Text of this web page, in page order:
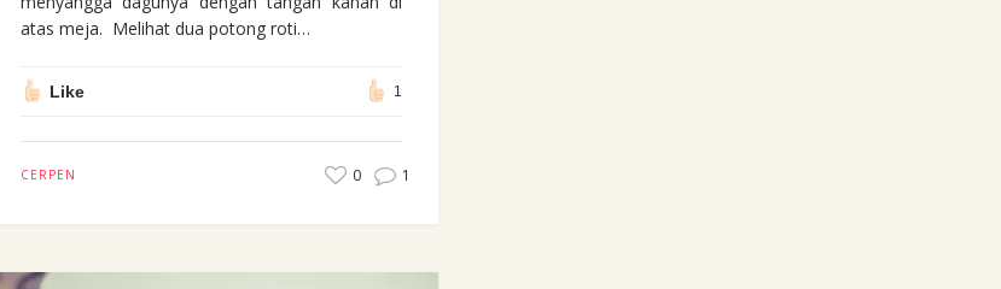
atas meja. Melihat dua potong roti…
Like 1
CERPEN 0 1